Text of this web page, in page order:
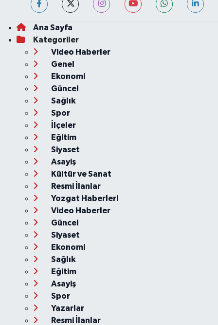
Ana Sayfa
Kategoriler
Video Haberler
Genel
Ekonomi
Güncel
Sağlık
Spor
İlçeler
Eğitim
Siyaset
Asayiş
Kültür ve Sanat
Resmi İlanlar
Yozgat Haberleri
Video Haberler
Güncel
Siyaset
Ekonomi
Sağlık
Eğitim
Asayiş
Spor
Yazarlar
Resmi İlanlar